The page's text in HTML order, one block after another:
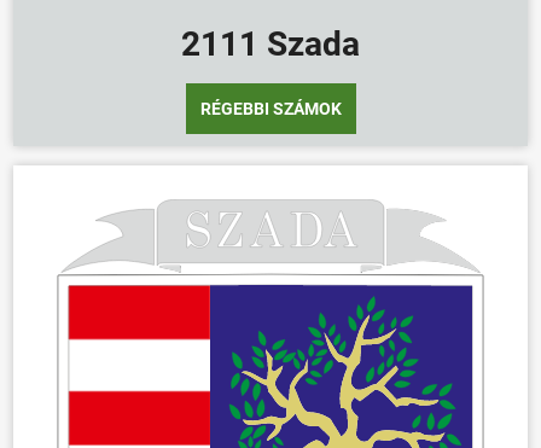
2111 Szada
RÉGEBBI SZÁMOK